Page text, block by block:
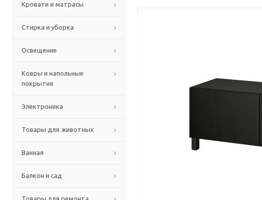
Кровати и матрасы
Стирка и уборка
Освещение
Ковры и напольные
покрытия
Электроника
Товары для животных
Ванная
Балкон и сад
Товары для ремонта